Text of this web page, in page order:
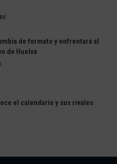
de formato y enfrentará al
de Huelva
el calendario y sus rivales